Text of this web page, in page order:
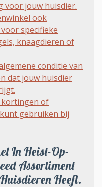
voor jouw huisdier.
ook
specifieke
knaagdieren of
conditie van
dat jouw huisdier
kortingen of
gebruiken bij
In Heist-Op-
Assortiment
Heeft.